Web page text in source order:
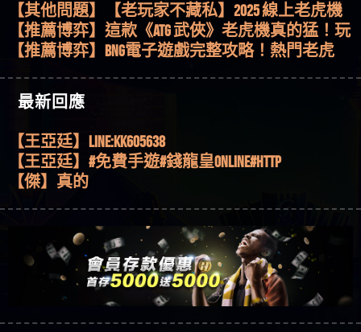
娛樂之旅
【其他問題】【老玩家不藏私】2025 線上老虎機
這樣挑！RTP、波動率和平台安全的全攻略！
【推薦博弈】這款《ATG 武俠》老虎機真的猛！玩
過才知道什麼叫超過3萬種中獎方式！
【推薦博弈】BNG電子遊戲完整攻略！熱門老虎
51,000倍數玩法攻略，輕鬆稱霸老虎機！
【其他問題】「拆解力智投資詐騙套路緊急追討
賴zg369」力智投資是不是詐騙 力智投資是真的嗎
力智投資是詐騙嗎 南部老翁還在癡迷力智投資高
回報獲利 請不要在匯款
【其他問題】 【遇天盛商行詐騙追回資金賴
zg369】天盛商行詐騙 天盛商行是不是詐騙 天盛商
行是真的嗎 天盛商行是詐騙嗎 被天盛商行詐騙一
招教你拿回
【其他問題】 受害者援助賴【zg369】退休老翁被
大戶e點靈詐騙痛不欲生 大戶e點靈是真的嗎 大戶e
點靈是不是詐騙 大戶e點靈是詐騙嗎 大戶e點靈無
法出金 （大戶e點靈）教你如何規避詐騙陷阱
【其他問題】 弘記投資詐騙持續收割國人中【免
費討回資金賴zg369】弘記投資是詐騙嗎 弘記投資
是不是詐騙 弘記投資是真的嗎 被弘記投資詐騙的
錢怎麼辦 本文教你如何拿回被騙資金
【其他問題】 被騙追回賴【zg369】KnTop利用新型
詐騙手法欺詐群眾 KnTop是真的嗎 KnTop是不是詐騙
KnTop是詐騙嗎 【KnTop】KnTop無法出金 被KnTop詐騙
的錢一招拿回
【其他問題】機台運算專案詐騙持續收割國人中
【免費討回資金賴zg369】機台運算專案是詐騙嗎
機台運算專案是不是詐騙 機台運算專案是真的嗎
被機台運算專案詐騙的錢怎麼辦 本文教你如何拿
回被騙資金
【其他問題】 Hoyabit詐騙持續收割國人中【免費
討回資金賴zg369】Hoyabit是詐騙嗎 Hoyabit是不是詐
騙 Hoyabit是真的嗎 被HoyabitHoyabit詐騙的錢怎麼辦
本文教你如何拿回被騙資金
【其他問題】KS.M多元化行銷詐騙持續收割國人
中【免費討回資金賴zg369】KS.M多元化行銷是詐
騙嗎 KS.M多元化行銷是不是詐騙 KS.M多元化行銷是
真的嗎 被KS.M多元化行銷詐騙的錢怎麼辦 本文教
你如何拿回被騙資金
【其他問題】免費追回賴「zg369」深度解析野原
家 Family & Love如何詐騙 野原家 Family & Love是不是詐
騙 野原家 Family & Love是真的嗎 野原家 Family & Love是
詐騙嗎 165多次通報野原家 Family & Love是詐騙平台
【其他問題】元盈橋詐騙持續收割國人中【免費
討回資金賴zg369】元盈橋是詐騙嗎 元盈橋是不是
詐騙 元盈橋是真的嗎 被元盈橋詐騙的錢怎麼辦
【其他問題】被騙追回賴【zg369】M.L.Edge利用新
型詐騙手法欺詐群眾 M.L.Edge是真的嗎 M.L.Edge是不
【其他問題】 Robinhood詐騙持續收割國人中【免
最新回應
【傑】推代理真的好相處
回答
【王亞廷】LINE:kK605638
【王亞廷】#免費手遊#錢龍皇ONLINE#http
【傑】真的
【沈樂慧】又是九州??爛死了黑網不要玩
【林伊依】爛死了拉贏錢直接鎖帳號可以去吃屎
【陳靜茹】推薦小畢，我也是小畢的會員～～
【黃家羭】推推
【AVA娛樂城】還會自己做假對話來毀謗欸哈哈哈